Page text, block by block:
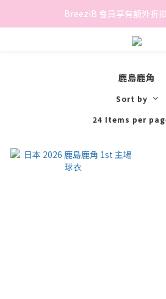
香港地區滿$500免費送貨 (離島
BreeziB 會員享有額外折
香港地區滿$500免費送貨 (離島
鹿島鹿角
Sort by
24 Items per